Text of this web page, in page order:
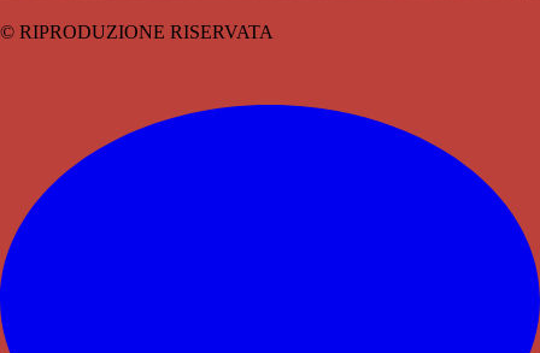
© RIPRODUZIONE RISERVATA